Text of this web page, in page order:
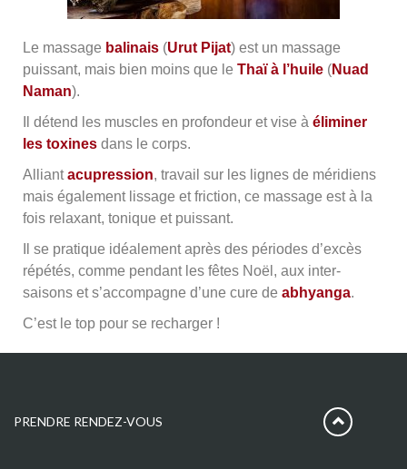
Le massage balinais (Urut Pijat) est un massage
puissant, mais bien moins que le Thaï à l’huile (Nuad
Naman).
Il détend les muscles en profondeur et vise à éliminer
les toxines dans le corps.
Alliantacupression, travail sur les lignes de méridiens
mais également lissage et friction, ce massage est à la
fois relaxant, tonique et puissant.
Il se pratique idéalement après des périodes d’excès
répétés, comme pendant les fêtes Noël, aux inter-
saisons et s’accompagne d’une cure de abhyanga.
C’est le top pour se recharger !
PRENDRE RENDEZ-VOUS